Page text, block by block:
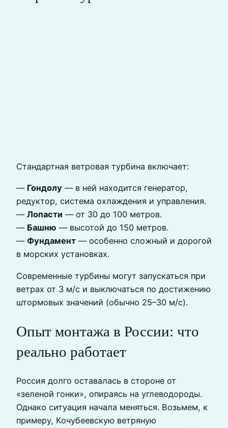
Стандартная ветровая турбина включает:
— Гондолу — в ней находится генератор,
редуктор, система охлаждения и управления.
— Лопасти — от 30 до 100 метров.
— Башню — высотой до 150 метров.
— Фундамент — особенно сложный и дорогой
в морских установках.
Современные турбины могут запускаться при
ветрах от 3 м/с и выключаться по достижению
штормовых значений (обычно 25–30 м/с).
Опыт монтажа в России: что
реально работает
Россия долго оставалась в стороне от
«зеленой гонки», опираясь на углеводороды.
Однако ситуация начала меняться. Возьмем, к
примеру, Кочубеевскую ветряную